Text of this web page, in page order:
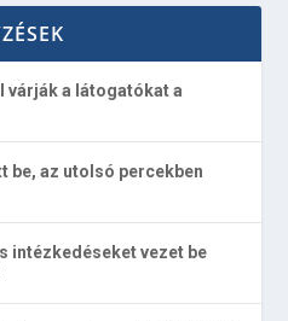
várják a látogatókat a
be, az utolsó percekben
intézkedéseket vezet be